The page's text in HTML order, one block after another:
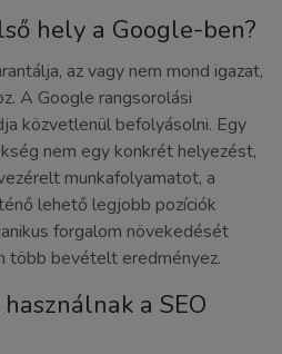
hely a Google-ben?
az vagy nem mond igazat,
A Google rangsorolási
közvetlenül befolyásolni. Egy
nem egy konkrét helyezést,
munkafolyamatot, a
lehető legjobb pozíciók
forgalom növekedését
több bevételt eredményez.
a SEO